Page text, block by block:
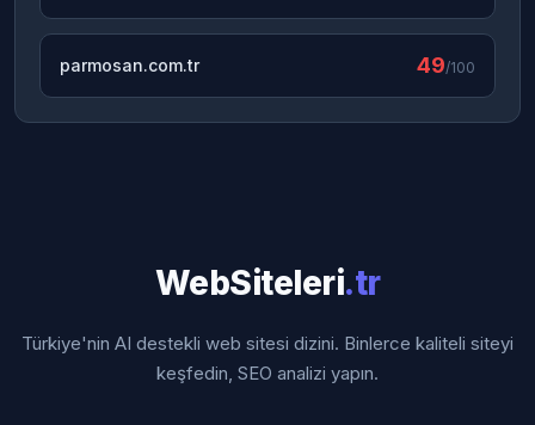
parmosan.com.tr 49/100
WebSiteleri.tr
Türkiye'nin AI destekli web sitesi dizini. Binlerce kaliteli siteyi
keşfedin, SEO analizi yapın.